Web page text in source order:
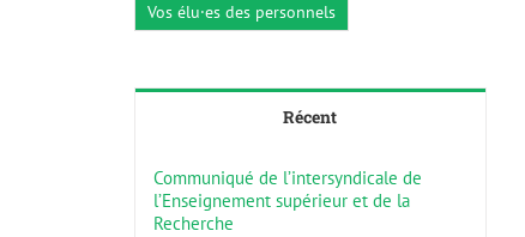
Vos élu·es des personnels
Récent
Communiqué de l’intersyndicale de
l’Enseignement supérieur et de la
Recherche